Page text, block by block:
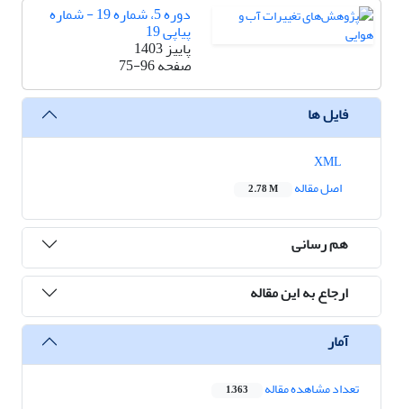
دوره 5، شماره 19 - شماره
پیاپی 19
پاییز 1403
صفحه75-96
فایل ها
اصل مقاله
2.78 M
هم رسانی
ارجاع به این مقاله
آمار
تعداد مشاهده مقاله 1,363